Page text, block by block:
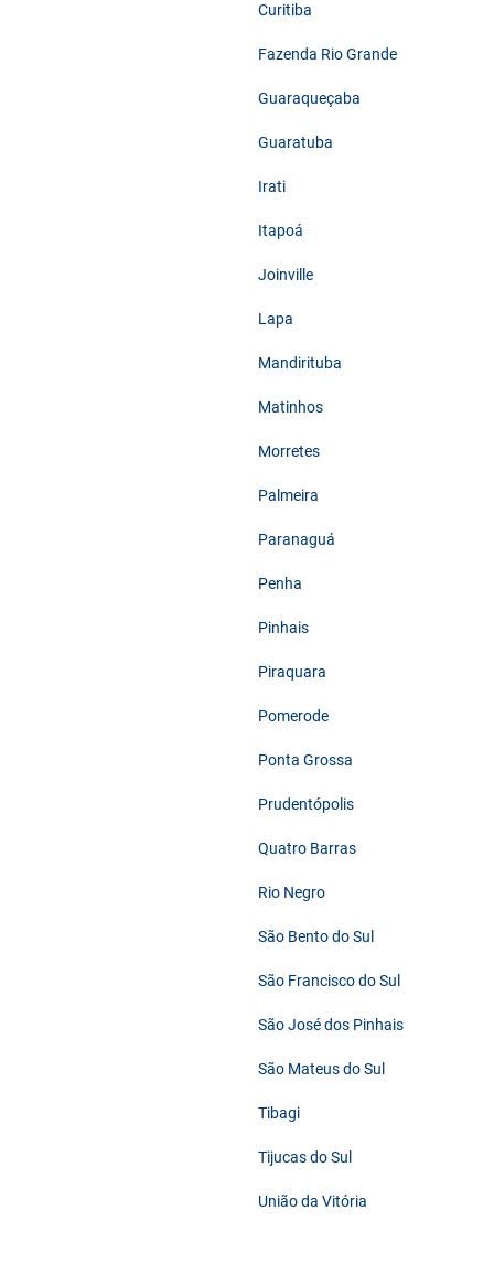
Curitiba
Fazenda Rio Grande
Guaraqueçaba
Guaratuba
Irati
Itapoá
Joinville
Lapa
Mandirituba
Matinhos
Morretes
Palmeira
Paranaguá
Penha
Pinhais
Piraquara
Pomerode
Ponta Grossa
Prudentópolis
Quatro Barras
Rio Negro
São Bento do Sul
São Francisco do Sul
São José dos Pinhais
São Mateus do Sul
Tibagi
Tijucas do Sul
União da Vitória